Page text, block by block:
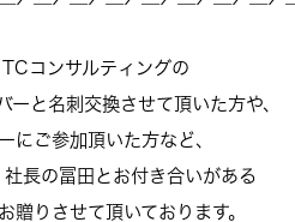
サルティングの
刺交換させて頂いた方や、
頂いた方など、
の冨田とお付き合いがある
せて頂いております。